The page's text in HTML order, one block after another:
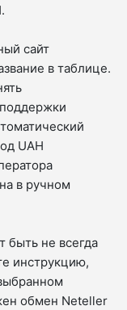
сайт
в таблице.
UAH
в ручном
быть не всегда
инструкцию,
обмен Neteller